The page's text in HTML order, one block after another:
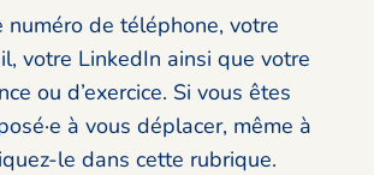
numéro de téléphone, votre
votre LinkedIn ainsi que votre
ou d’exercice. Si vous êtes
à vous déplacer, même à
le dans cette rubrique.